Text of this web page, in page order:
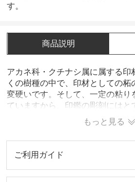
す。
商品説明
アカネ科・クチナシ属に属する印
くの樹種の中で、印材としての柘
変硬いです。そして、一定の粘り
ていますから、印鑑の彫刻にはと
もりを感じられます。 見た目で
く使われています。使用すれば使
きます。
もっと見る
ご利用ガイド